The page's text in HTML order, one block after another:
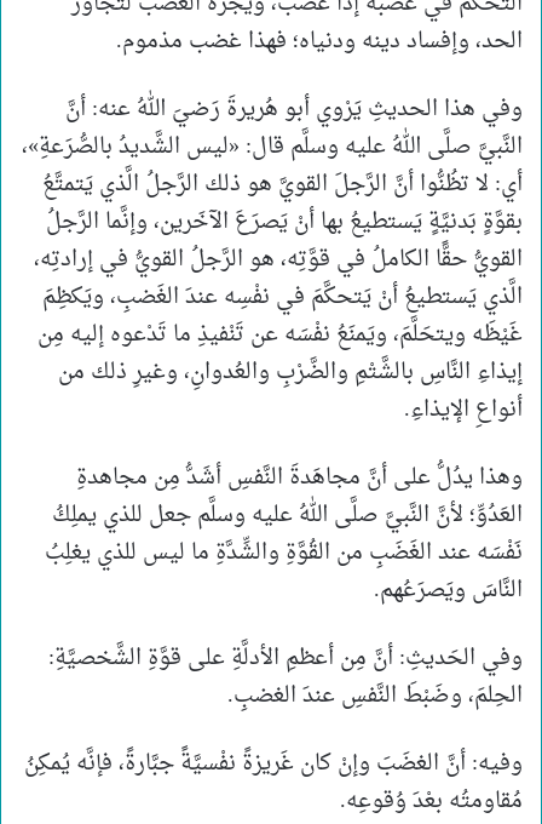
الحد، وإفساد دينه ودنياه؛ فهذا غضب مذموم.
وفي هذا الحديثِ يَرْوي أبو هُريرةَ رَضيَ اللهُ عنه: أنَّ
النَّبيَّ صلَّى اللهُ عليه وسلَّم قال: «ليس الشَّديدُ بالصُّرَعةِ»،
أي: لا تظُنُّوا أنَّ الرَّجلَ القويَّ هو ذلك الرَّجلُ الَّذي يَتمتَّعُ
بقوَّةٍ بَدنيَّةٍ يَستطيعُ بها أنْ يَصرَعَ الآخَرين، وإنَّما الرَّجلُ
القويُّ حقًّا الكاملُ في قوَّتِه، هو الرَّجلُ القويُّ في إرادتِه،
الَّذي يَستطيعُ أنْ يَتحكَّمَ في نفْسِه عندَ الغَضبِ، ويَكظِمَ
غَيْظَه ويتحَلَّمَ، ويَمنَعُ نفْسَه عن تَنْفيذِ ما تَدْعوه إليه مِن
إيذاءِ النَّاسِ بالشَّتْمِ والضَّرْبِ والعُدوانِ، وغيرِ ذلك من
أنواعِ الإيذاءِ.
وهذا يدُلُّ على أنَّ مجاهَدةَ النَّفسِ أشَدُّ مِن مجاهدةِ
العَدُوِّ؛ لأنَّ النَّبيَّ صلَّى اللهُ عليه وسلَّم جعل للذي يملِكُ
نَفْسَه عند الغَضَبِ من القُوَّةِ والشِّدَّةِ ما ليس للذي يغلِبُ
النَّاسَ ويَصرَعُهم.
وفي الحَديثِ: أنَّ مِن أعظمِ الأدلَّةِ على قوَّةِ الشَّخصيَّةِ:
الحِلمَ، وضَبْطَ النَّفسِ عندَ الغضبِ.
وفيه: أنَّ الغضَبَ وإنْ كان غَريزةً نفْسيَّةً جبَّارةً، فإنَّه يُمكِنُ
مُقاومتُه بعْدَ وُقوعِه.